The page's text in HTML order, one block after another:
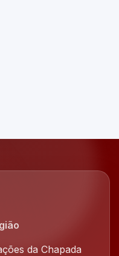
da Chapada